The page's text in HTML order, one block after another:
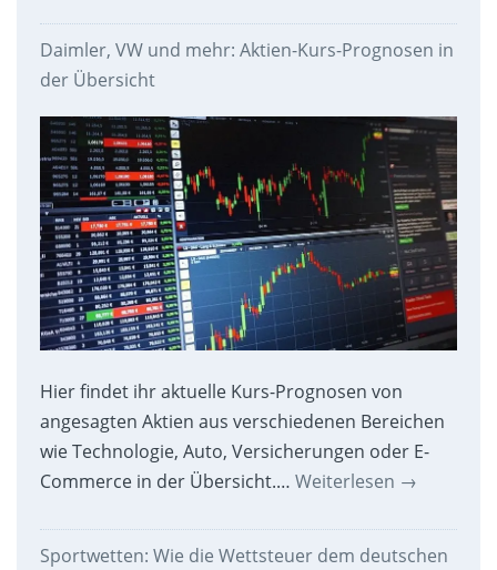
Daimler, VW und mehr: Aktien-Kurs-Prognosen in
der Übersicht
Hier findet ihr aktuelle Kurs-Prognosen von
angesagten Aktien aus verschiedenen Bereichen
wie Technologie, Auto, Versicherungen oder E-
Commerce in der Übersicht.… Weiterlesen →
Sportwetten: Wie die Wettsteuer dem deutschen